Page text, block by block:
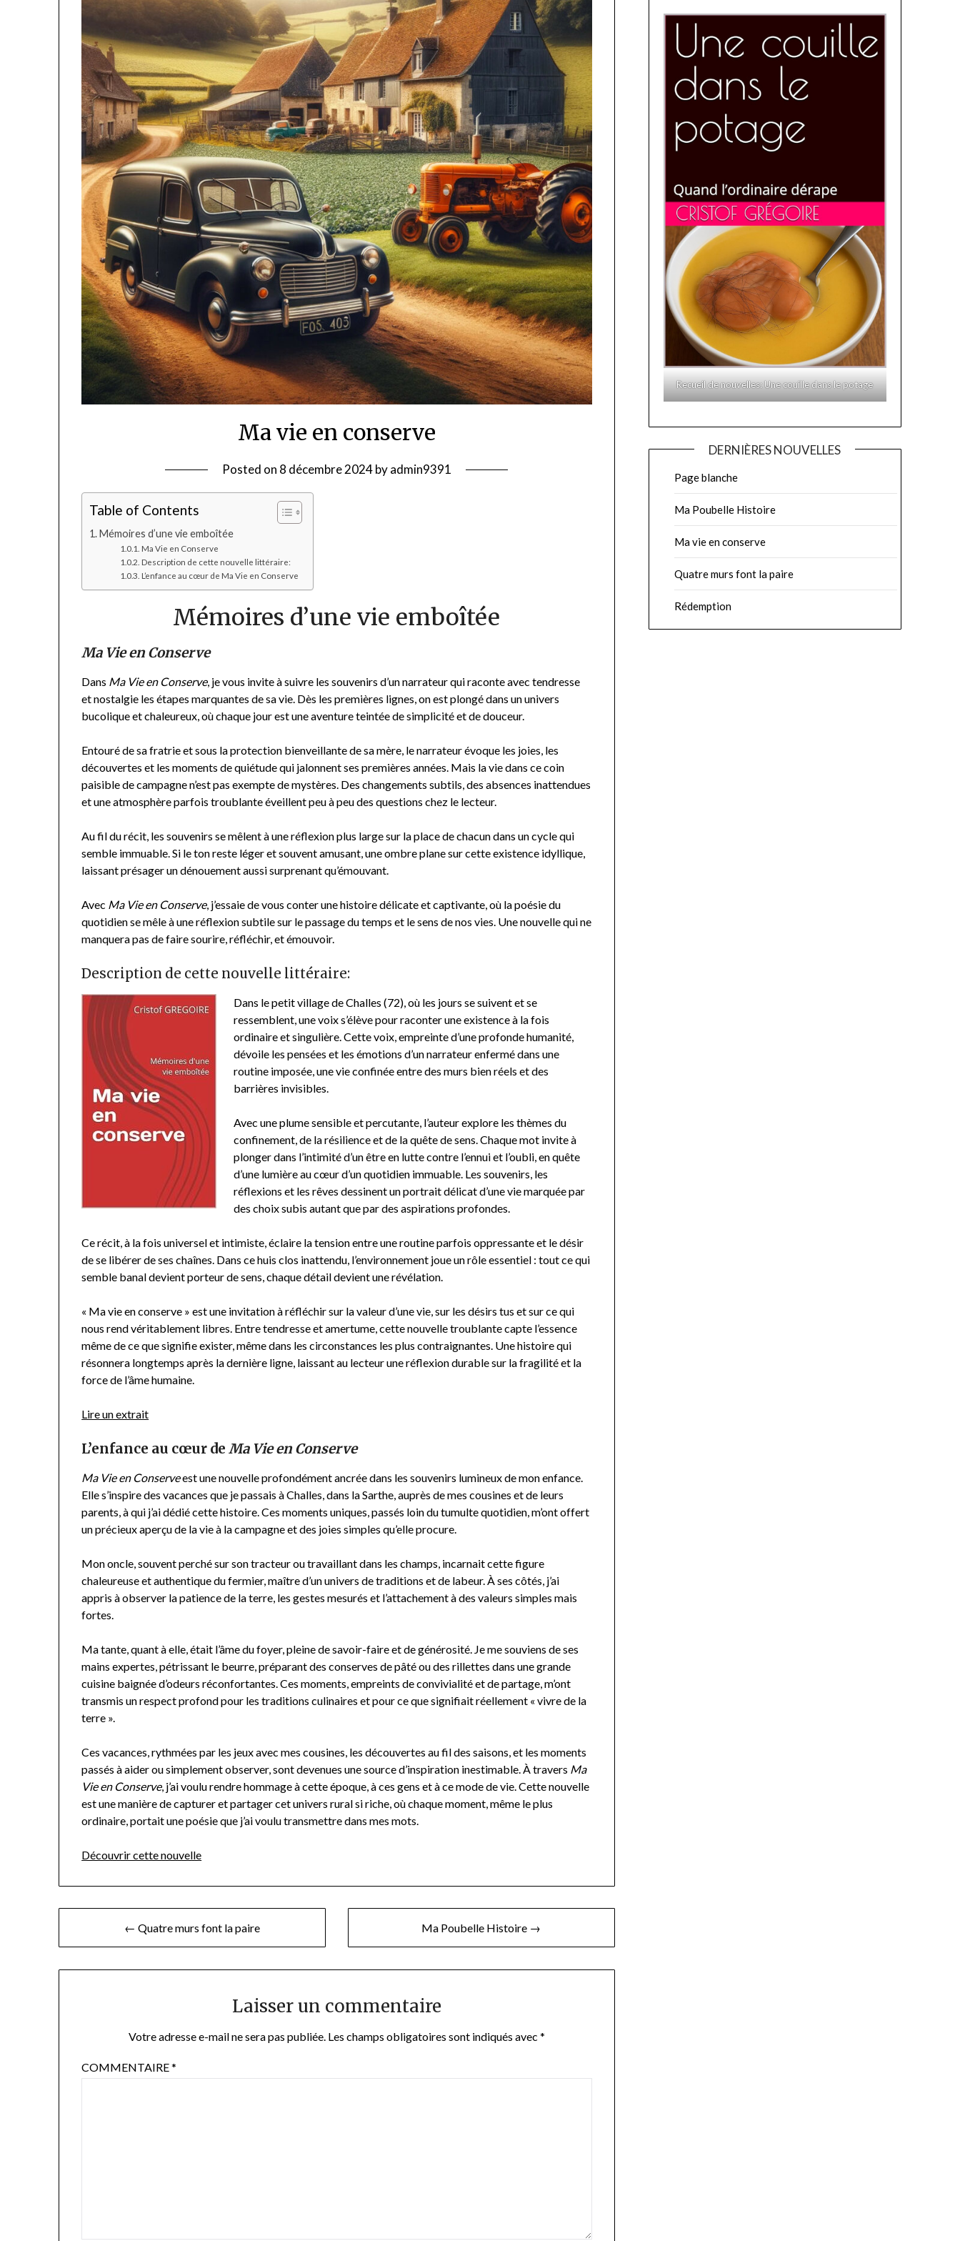
Ma vie en conserve
Posted on 8 décembre 2024byadmin9391
Table of Contents
Mémoires d’une vie emboîtée
Ma Vie en Conserve
Description de cette nouvelle littéraire:
L’enfance au cœur de Ma Vie en Conserve
Mémoires d’une vie emboîtée
Ma Vie en Conserve
Dans Ma Vie en Conserve, je vous invite à suivre les souvenirs d’un narrateur qui raconte avec tendresse
et nostalgie les étapes marquantes de sa vie. Dès les premières lignes, on est plongé dans un univers
bucolique et chaleureux, où chaque jour est une aventure teintée de simplicité et de douceur.
Entouré de sa fratrie et sous la protection bienveillante de sa mère, le narrateur évoque les joies, les
découvertes et les moments de quiétude qui jalonnent ses premières années. Mais la vie dans ce coin
paisible de campagne n’est pas exempte de mystères. Des changements subtils, des absences inattendues
et une atmosphère parfois troublante éveillent peu à peu des questions chez le lecteur.
Au fil du récit, les souvenirs se mêlent à une réflexion plus large sur la place de chacun dans un cycle qui
semble immuable. Si le ton reste léger et souvent amusant, une ombre plane sur cette existence idyllique,
laissant présager un dénouement aussi surprenant qu’émouvant.
Avec Ma Vie en Conserve, j’essaie de vous conter une histoire délicate et captivante, où la poésie du
quotidien se mêle à une réflexion subtile sur le passage du temps et le sens de nos vies. Une nouvelle qui ne
manquera pas de faire sourire, réfléchir, et émouvoir.
Description de cette nouvelle littéraire:
Dans le petit village de Challes (72), où les jours se suivent et se
ressemblent, une voix s’élève pour raconter une existence à la fois
ordinaire et singulière. Cette voix, empreinte d’une profonde humanité,
dévoile les pensées et les émotions d’un narrateur enfermé dans une
routine imposée, une vie confinée entre des murs bien réels et des
barrières invisibles.
Avec une plume sensible et percutante, l’auteur explore les thèmes du
confinement, de la résilience et de la quête de sens. Chaque mot invite à
plonger dans l’intimité d’un être en lutte contre l’ennui et l’oubli, en quête
d’une lumière au cœur d’un quotidien immuable. Les souvenirs, les
réflexions et les rêves dessinent un portrait délicat d’une vie marquée par
des choix subis autant que par des aspirations profondes.
Ce récit, à la fois universel et intimiste, éclaire la tension entre une routine parfois oppressante et le désir
de se libérer de ses chaînes. Dans ce huis clos inattendu, l’environnement joue un rôle essentiel : tout ce qui
semble banal devient porteur de sens, chaque détail devient une révélation.
« Ma vie en conserve » est une invitation à réfléchir sur la valeur d’une vie, sur les désirs tus et sur ce qui
nous rend véritablement libres. Entre tendresse et amertume, cette nouvelle troublante capte l’essence
même de ce que signifie exister, même dans les circonstances les plus contraignantes. Une histoire qui
résonnera longtemps après la dernière ligne, laissant au lecteur une réflexion durable sur la fragilité et la
force de l’âme humaine.
Lire un extrait
L’enfance au cœur deMa Vie en Conserve
Ma Vie en Conserveest une nouvelle profondément ancrée dans les souvenirs lumineux de mon enfance.
Elle s’inspire des vacances que je passais à Challes, dans la Sarthe, auprès de mes cousines et de leurs
parents, à qui j’ai dédié cette histoire. Ces moments uniques, passés loin du tumulte quotidien, m’ont offert
un précieux aperçu de la vie à la campagne et des joies simples qu’elle procure.
Mon oncle, souvent perché sur son tracteur ou travaillant dans les champs, incarnait cette figure
chaleureuse et authentique du fermier, maître d’un univers de traditions et de labeur. À ses côtés, j’ai
appris à observer la patience de la terre, les gestes mesurés et l’attachement à des valeurs simples mais
fortes.
Ma tante, quant à elle, était l’âme du foyer, pleine de savoir-faire et de générosité. Je me souviens de ses
mains expertes, pétrissant le beurre, préparant des conserves de pâté ou des rillettes dans une grande
cuisine baignée d’odeurs réconfortantes. Ces moments, empreints de convivialité et de partage, m’ont
transmis un respect profond pour les traditions culinaires et pour ce que signifiait réellement « vivre de la
terre ».
Ces vacances, rythmées par les jeux avec mes cousines, les découvertes au fil des saisons, et les moments
passés à aider ou simplement observer, sont devenues une source d’inspiration inestimable. À travers Ma
Vie en Conserve, j’ai voulu rendre hommage à cette époque, à ces gens et à ce mode de vie. Cette nouvelle
est une manière de capturer et partager cet univers rural si riche, où chaque moment, même le plus
ordinaire, portait une poésie que j’ai voulu transmettre dans mes mots.
Découvrir cette nouvelle
Navigation
de
l’article
← Quatre murs font la paire Ma Poubelle Histoire →
Laisser un commentaire
Votre adresse e-mail ne sera pas publiée. Les champs obligatoires sont indiqués avec *
COMMENTAIRE*
Recueil de nouvelles: Une couille dans le potage
DERNIÈRES NOUVELLES
Page blanche
Ma Poubelle Histoire
Ma vie en conserve
Quatre murs font la paire
Rédemption